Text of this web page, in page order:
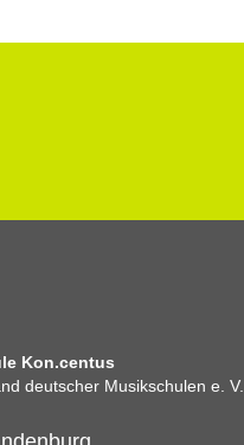
Kon.centus
deutscher Musikschulen e. V.